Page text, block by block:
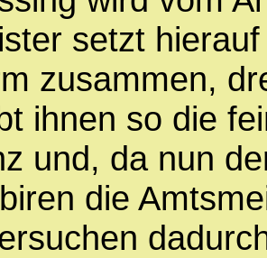
setzt
zusammen,
ihnen so die
und, da nun
die